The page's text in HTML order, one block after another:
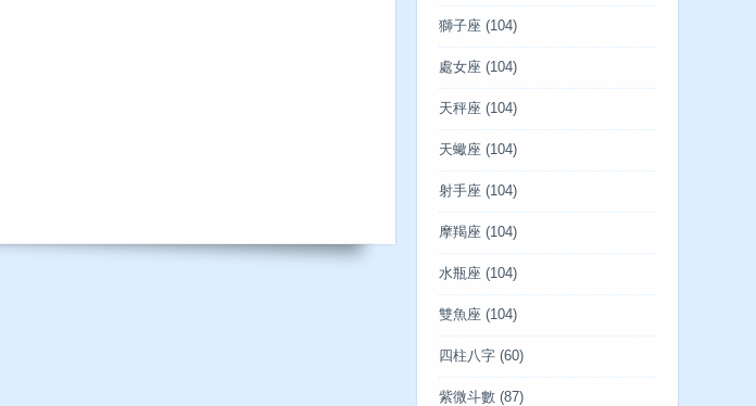
獅子座 (104)
處女座 (104)
天秤座 (104)
天蠍座 (104)
射手座 (104)
摩羯座 (104)
水瓶座 (104)
雙魚座 (104)
四柱八字 (60)
紫微斗數 (87)